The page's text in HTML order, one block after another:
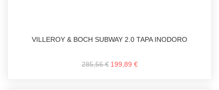
VILLEROY & BOCH SUBWAY 2.0 TAPA INODORO
285,56 € 199,89 €